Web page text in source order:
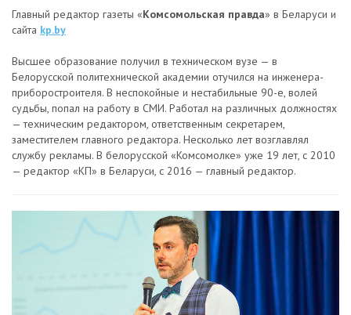
Главный редактор газеты «Комсомольская правда» в Беларуси и
сайта kp.by
Высшее образование получил в техническом вузе — в
Белорусской политехнической академии отучился на инженера-
приборостроителя. В неспокойные и нестабильные 90-е, волей
судьбы, попал на работу в СМИ. Работал на различных должностях
— техническим редактором, ответственным секретарем,
заместителем главного редактора. Несколько лет возглавлял
службу рекламы. В белорусской «Комсомолке» уже 19 лет, с 2010
— редактор «КП» в Беларуси, с 2016 — главный редактор.